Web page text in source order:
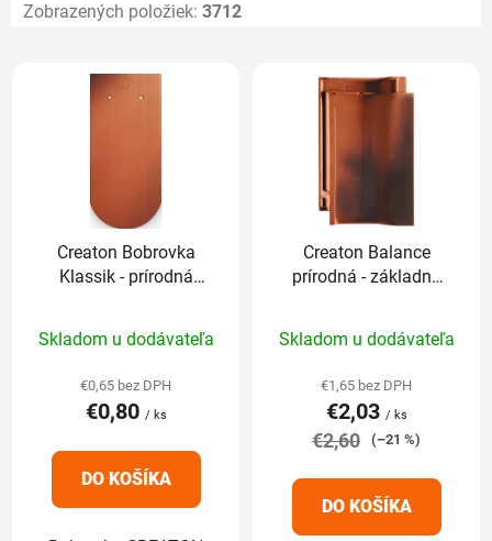
Zobrazených položiek: 3712
Creaton Bobrovka
Klassik - prírodná
hodnotenie
produktu
je
z
Skladom u dodávateľa
€0,65 bez DPH
€0,80 / ks
DO KOŠÍKA
Creaton Balance
prírodná - základná
hodnotenie
produktu
je
5,0
5
hviezdičiek.
Skladom u dodávateľa
€1,65 bez DPH
€2,03 / ks
€2,60 (–21 %)
DO KOŠÍKA